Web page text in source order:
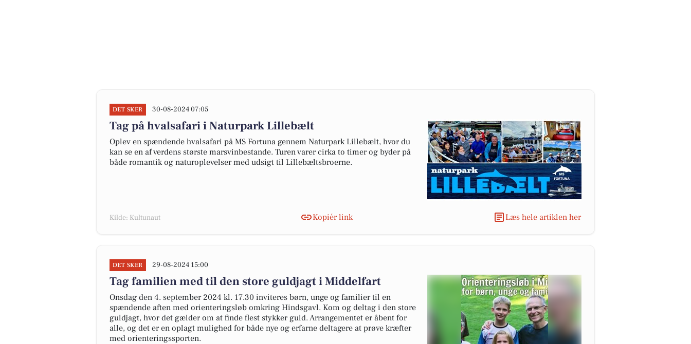
DET SKER 30-08-2024 07:05
Tag på hvalsafari i Naturpark Lillebælt
Oplev en spændende hvalsafari på MS Fortuna gennem Naturpark Lillebælt, hvor du
kan se en af verdens største marsvinbestande. Turen varer cirka to timer og byder på
både romantik og naturoplevelser med udsigt til Lillebæltsbroerne.
Kilde: Kultunaut Kopiér link Læs hele artiklen her
DET SKER 29-08-2024 15:00
Tag familien med til den store guldjagt i Middelfart
Onsdag den 4. september 2024 kl. 17.30 inviteres børn, unge og familier til en
spændende aften med orienteringsløb omkring Hindsgavl. Kom og deltag i den store
guldjagt, hvor det gælder om at finde flest stykker guld. Arrangementet er åbent for
alle, og det er en oplagt mulighed for både nye og erfarne deltagere at prøve kræfter
med orienteringssporten.